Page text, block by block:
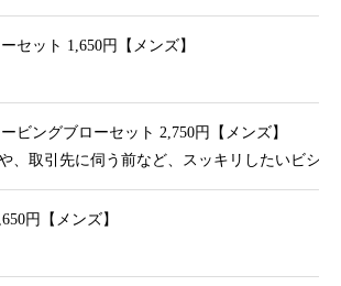
セット 1,650円【メンズ】
ビングブローセット 2,750円【メンズ】
、取引先に伺う前など、スッキリしたいビシ
円【メンズ】